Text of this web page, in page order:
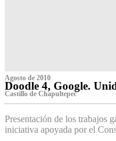
Agosto de 2010
Doodle 4, Google.
Castillo de Chapultepec
Presentación de los trabajos
iniciativa apoyada por el